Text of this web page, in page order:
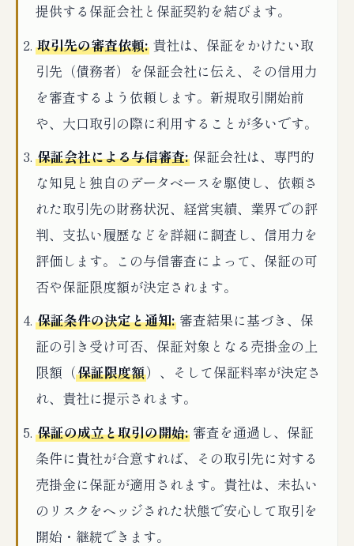
提供する保証会社と保証契約を結びます。
取引先の審査依頼: 貴社は、保証をかけたい取
引先（債務者）を保証会社に伝え、その信用力
を審査するよう依頼します。新規取引開始前
や、大口取引の際に利用することが多いです。
保証会社による与信審査: 保証会社は、専門的
な知見と独自のデータベースを駆使し、依頼さ
れた取引先の財務状況、経営実績、業界での評
判、支払い履歴などを詳細に調査し、信用力を
評価します。この与信審査によって、保証の可
否や保証限度額が決定されます。
保証条件の決定と通知: 審査結果に基づき、保
証の引き受け可否、保証対象となる売掛金の上
限額（保証限度額）、そして保証料率が決定さ
れ、貴社に提示されます。
保証の成立と取引の開始: 審査を通過し、保証
条件に貴社が合意すれば、その取引先に対する
売掛金に保証が適用されます。貴社は、未払い
のリスクをヘッジされた状態で安心して取引を
開始・継続できます。